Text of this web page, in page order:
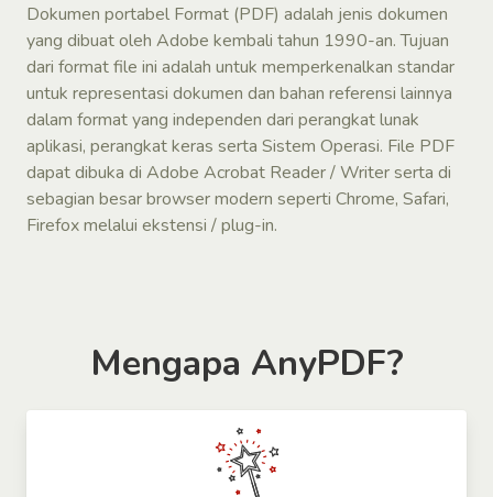
Dokumen portabel Format (PDF) adalah jenis dokumen
yang dibuat oleh Adobe kembali tahun 1990-an. Tujuan
dari format file ini adalah untuk memperkenalkan standar
untuk representasi dokumen dan bahan referensi lainnya
dalam format yang independen dari perangkat lunak
aplikasi, perangkat keras serta Sistem Operasi. File PDF
dapat dibuka di Adobe Acrobat Reader / Writer serta di
sebagian besar browser modern seperti Chrome, Safari,
Firefox melalui ekstensi / plug-in.
Mengapa AnyPDF?